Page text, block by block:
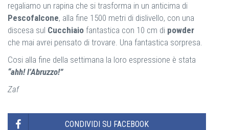
regaliamo un rapina che si trasforma in un anticima di
Pescofalcone, alla fine 1500 metri di dislivello, con una
discesa sul Cucchiaio fantastica con 10 cm di powder
che mai avrei pensato di trovare. Una fantastica sorpresa.
Cosi alla fine della settimana la loro espressione è stata
“ahh! l’Abruzzo!”
Zaf
CONDIVIDI SU FACEBOOK